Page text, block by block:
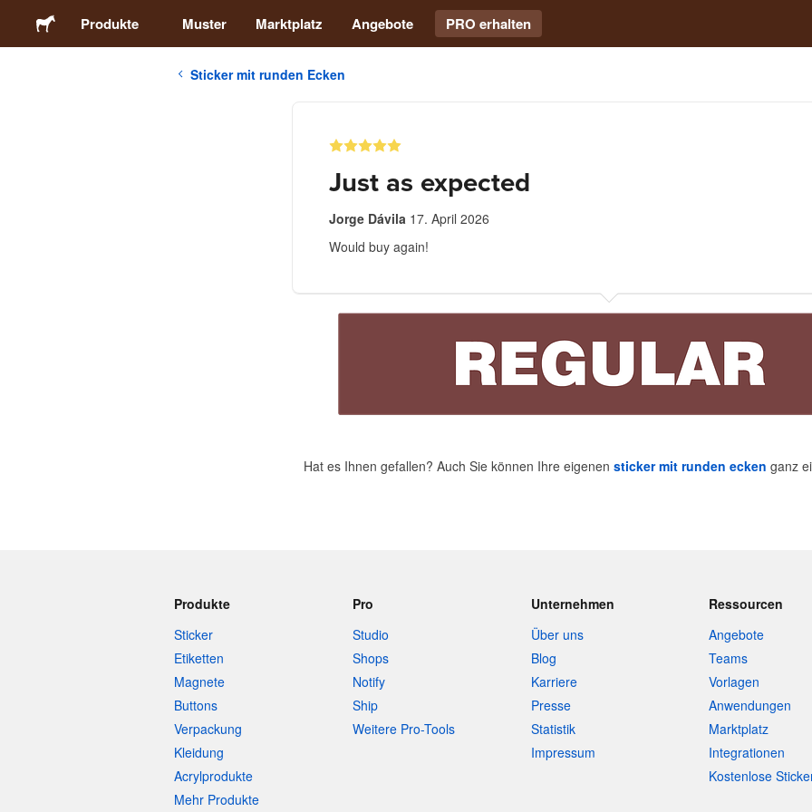
Produkte Muster Marktplatz Angebote PRO erhalten
Sticker mit runden Ecken
Just as expected
Jorge Dávila 17. April 2026
Would buy again!
Hat es Ihnen gefallen? Auch Sie können Ihre eigenen sticker mit runden ecken ganz
Produkte
Sticker
Etiketten
Magnete
Buttons
Verpackung
Kleidung
Acrylprodukte
Mehr Produkte
Pro
Studio
Shops
Notify
Ship
Weitere Pro-Tools
Unternehmen
Über uns
Blog
Karriere
Presse
Statistik
Impressum
Ressourcen
Angebote
Teams
Vorlagen
Anwendungen
Marktplatz
Integrationen
Kostenlose